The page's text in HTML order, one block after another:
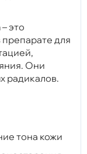
– это
для
Они
радикалов.
тона кожи